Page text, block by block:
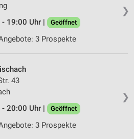
❯
19:00 Uhr |
Geöffnet
3 Prospekte
❯
43
20:00 Uhr |
Geöffnet
3 Prospekte
Anbieter)
Zwecke:
zur Auswahl von
personalisierte